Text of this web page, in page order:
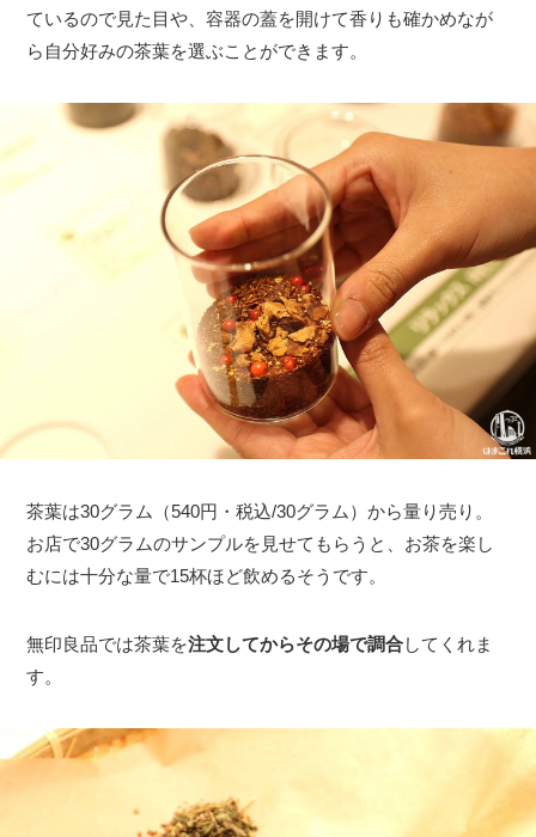
ているので見た目や、容器の蓋を開けて香りも確かめなが
ら自分好みの茶葉を選ぶことができます。
茶葉は30グラム（540円・税込/30グラム）から量り売り。
お店で30グラムのサンプルを見せてもらうと、お茶を楽し
むには十分な量で15杯ほど飲めるそうです。
無印良品では茶葉を注文してからその場で調合してくれま
す。